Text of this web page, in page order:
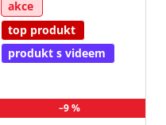
akce
top produkt
produkt s videem
–9 %